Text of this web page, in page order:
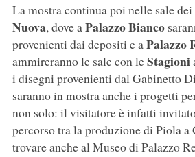
La mostra continua poi nelle sale dei
Nuova, dove aPalazzo Bianco
provenienti dai depositi e aPalazzo
ammireranno le sale con leStagioni
i disegni provenienti dal Gabinetto
saranno in mostra anche i progetti
non solo: il visitatore è infatti
percorso tra la produzione di Piola a
trovare anche al Museo di Palazzo